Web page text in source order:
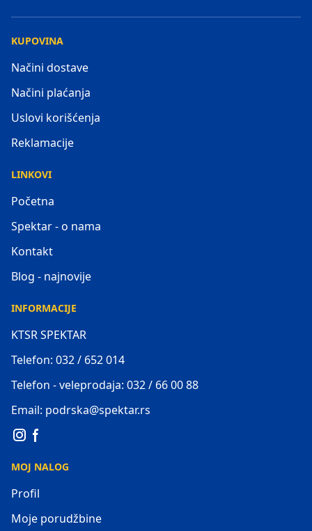
KUPOVINA
Načini dostave
Načini plaćanja
Uslovi korišćenja
Reklamacije
LINKOVI
Početna
Spektar - o nama
Kontakt
Blog - najnovije
INFORMACIJE
KTSR SPEKTAR
Telefon: 032 / 652 014
Telefon - veleprodaja: 032 / 66 00 88
Email: podrska@spektar.rs
MOJ NALOG
Profil
Moje porudžbine